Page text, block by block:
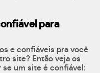
para
e confiáveis pra você
site? Então veja os
se um site é confiável: